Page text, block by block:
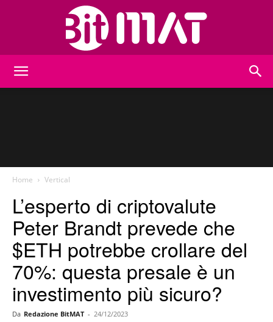
Home Vertical
L’esperto di criptovalute
Peter Brandt prevede che
$ETH potrebbe crollare del
70%: questa presale è un
investimento più sicuro?
Da Redazione BitMAT - 24/12/2023